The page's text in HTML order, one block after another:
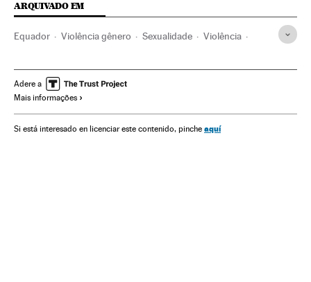
ARQUIVADO EM
Equador Violência gênero Sexualidade Violência
Acontecimentos Problemas sociais
Adere a
Mais informações
Si está interesado en licenciar este contenido, pinche aquí